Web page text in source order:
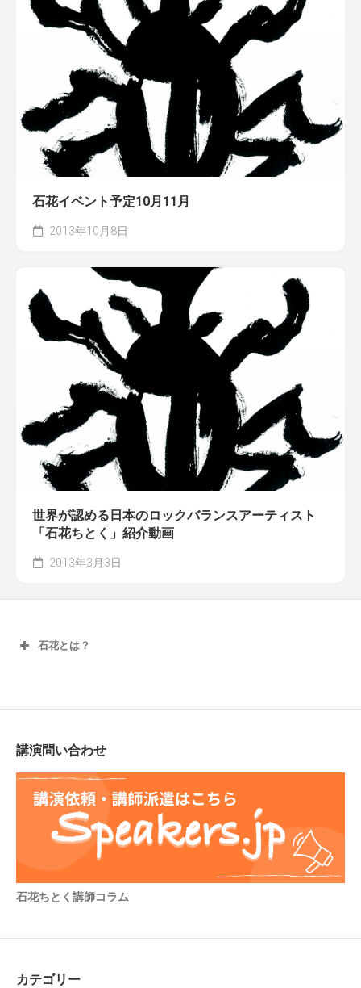
石花イベント予定10月11月
2013年10月8日
世界が認める日本のロックバランスアーティスト
「石花ちとく」紹介動画
2013年3月3日
石花とは？
講演問い合わせ
石花ちとく講師コラム
カテゴリー